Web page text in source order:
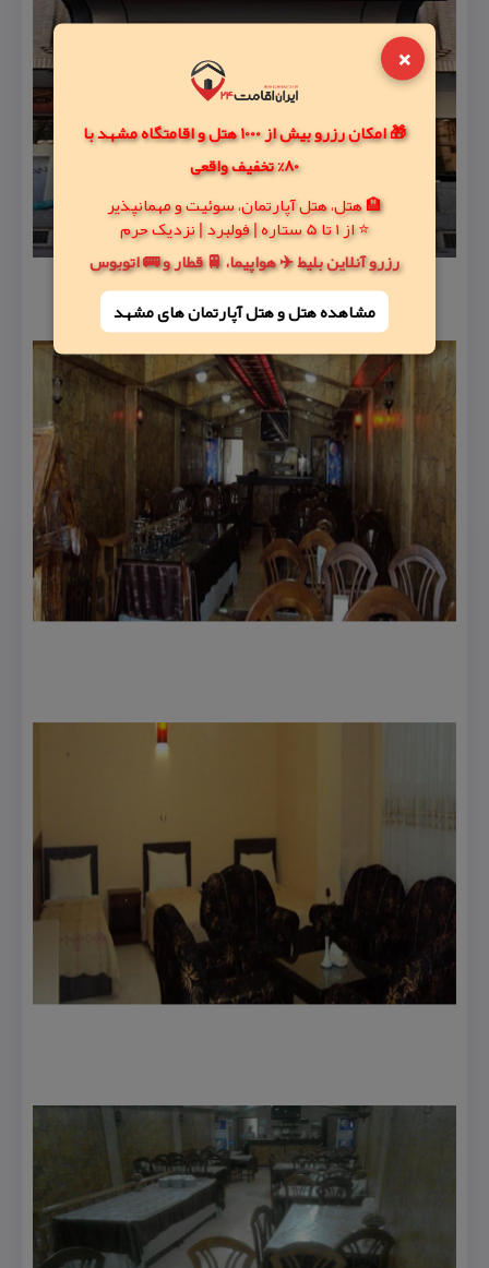
×
🎁 امکان رزرو بیش از 1000 هتل و اقامتگاه مشهد با
80% تخفیف واقعی
🏨 هتل، هتل آپارتمان، سوئیت و مهمانپذیر
⭐ از 1 تا 5 ستاره | فولبرد | نزدیک حرم
رزرو آنلاین بلیط ✈️ هواپیما، 🚆 قطار و 🚌 اتوبوس
مشاهده هتل و هتل‌ آپارتمان های مشهد